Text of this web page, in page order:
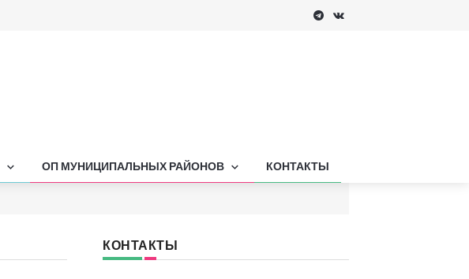
ОП МУНИЦИПАЛЬНЫХ РАЙОНОВ КОНТАКТЫ
КОНТАКТЫ